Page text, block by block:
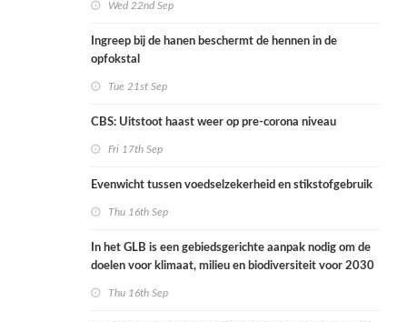
Wed 22nd Sep
Ingreep bij de hanen beschermt de hennen in de
opfokstal
Tue 21st Sep
CBS: Uitstoot haast weer op pre-corona niveau
Fri 17th Sep
Evenwicht tussen voedselzekerheid en stikstofgebruik
Thu 16th Sep
In het GLB is een gebiedsgerichte aanpak nodig om de
doelen voor klimaat, milieu en biodiversiteit voor 2030
Thu 16th Sep